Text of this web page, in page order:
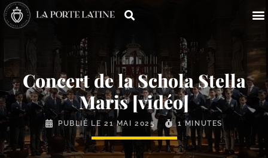
Concert de la Schola Stella
Maris [vidéo]
PUBLIÉ LE 21 MAI 2025 1 MINUTES